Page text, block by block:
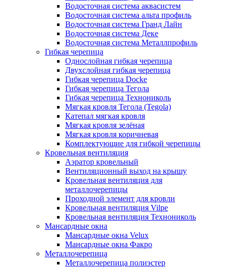
Водосточная система аквасистем
Водосточная система альта профиль
Водосточная система Гранд Лайн
Водосточная система Деке
Водосточная система Металлпрофиль
Гибкая черепица
Однослойная гибкая черепица
Двухслойная гибкая черепица
Гибкая черепица Docke
Гибкая черепица Тегола
Гибкая черепица Технониколь
Мягкая кровля Тегола (Tegola)
Катепал мягкая кровля
Мягкая кровля зелёная
Мягкая кровля коричневая
Комплектующие для гибкой черепицы
Кровельная вентиляция
Аэратор кровельный
Вентиляционный выход на крышу
Кровельная вентиляция для
металлочерепицы
Проходной элемент для кровли
Кровельная вентиляция Vilpe
Кровельная вентиляция Технониколь
Мансардные окна
Мансардные окна Velux
Мансардные окна Факро
Металлочерепица
Металлочерепица полиэстер